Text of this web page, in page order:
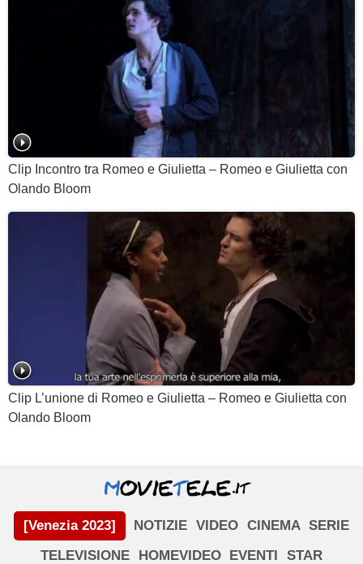
Clip Incontro tra Romeo e Giulietta – Romeo e Giulietta con
Olando Bloom
Clip L’unione di Romeo e Giulietta – Romeo e Giulietta con
Olando Bloom
[Venezia 2023] NOTIZIE VIDEO CINEMA SERIE
TELEVISIONE
HOMEVIDEO EVENTI STAR